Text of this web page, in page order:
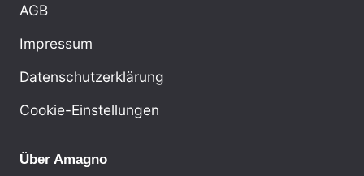
AGB
Impressum
Datenschutzerklärung
Cookie-Einstellungen
Über Amagno